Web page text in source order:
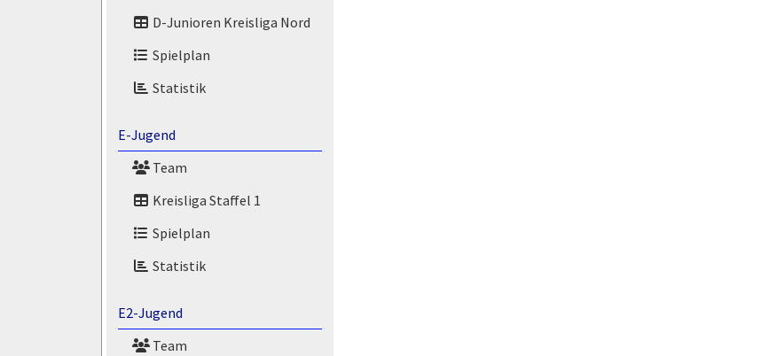
D-Junioren Kreisliga Nord
Spielplan
Statistik
E-Jugend
Team
Kreisliga Staffel 1
Spielplan
Statistik
E2-Jugend
Team